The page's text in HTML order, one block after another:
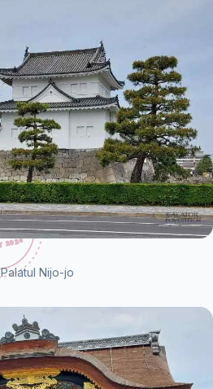
Palatul Nijo-jo